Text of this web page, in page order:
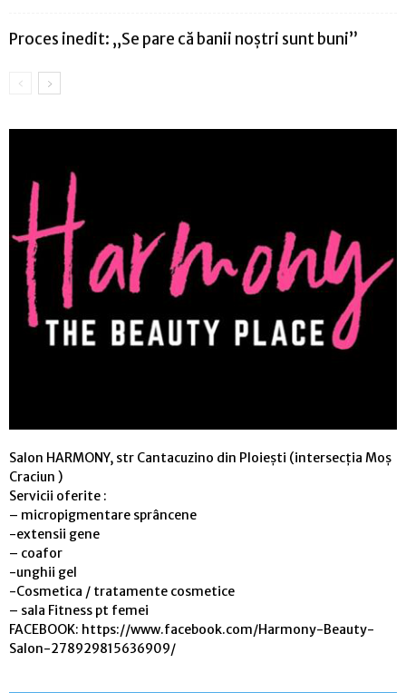
Proces inedit: „Se pare că banii noştri sunt buni”
Salon HARMONY, str Cantacuzino din Ploiești (intersecția Moș
Craciun )
Servicii oferite :
– micropigmentare sprâncene
-extensii gene
– coafor
-unghii gel
-Cosmetica / tratamente cosmetice
– sala Fitness pt femei
FACEBOOK: https://www.facebook.com/Harmony-Beauty-
Salon-278929815636909/